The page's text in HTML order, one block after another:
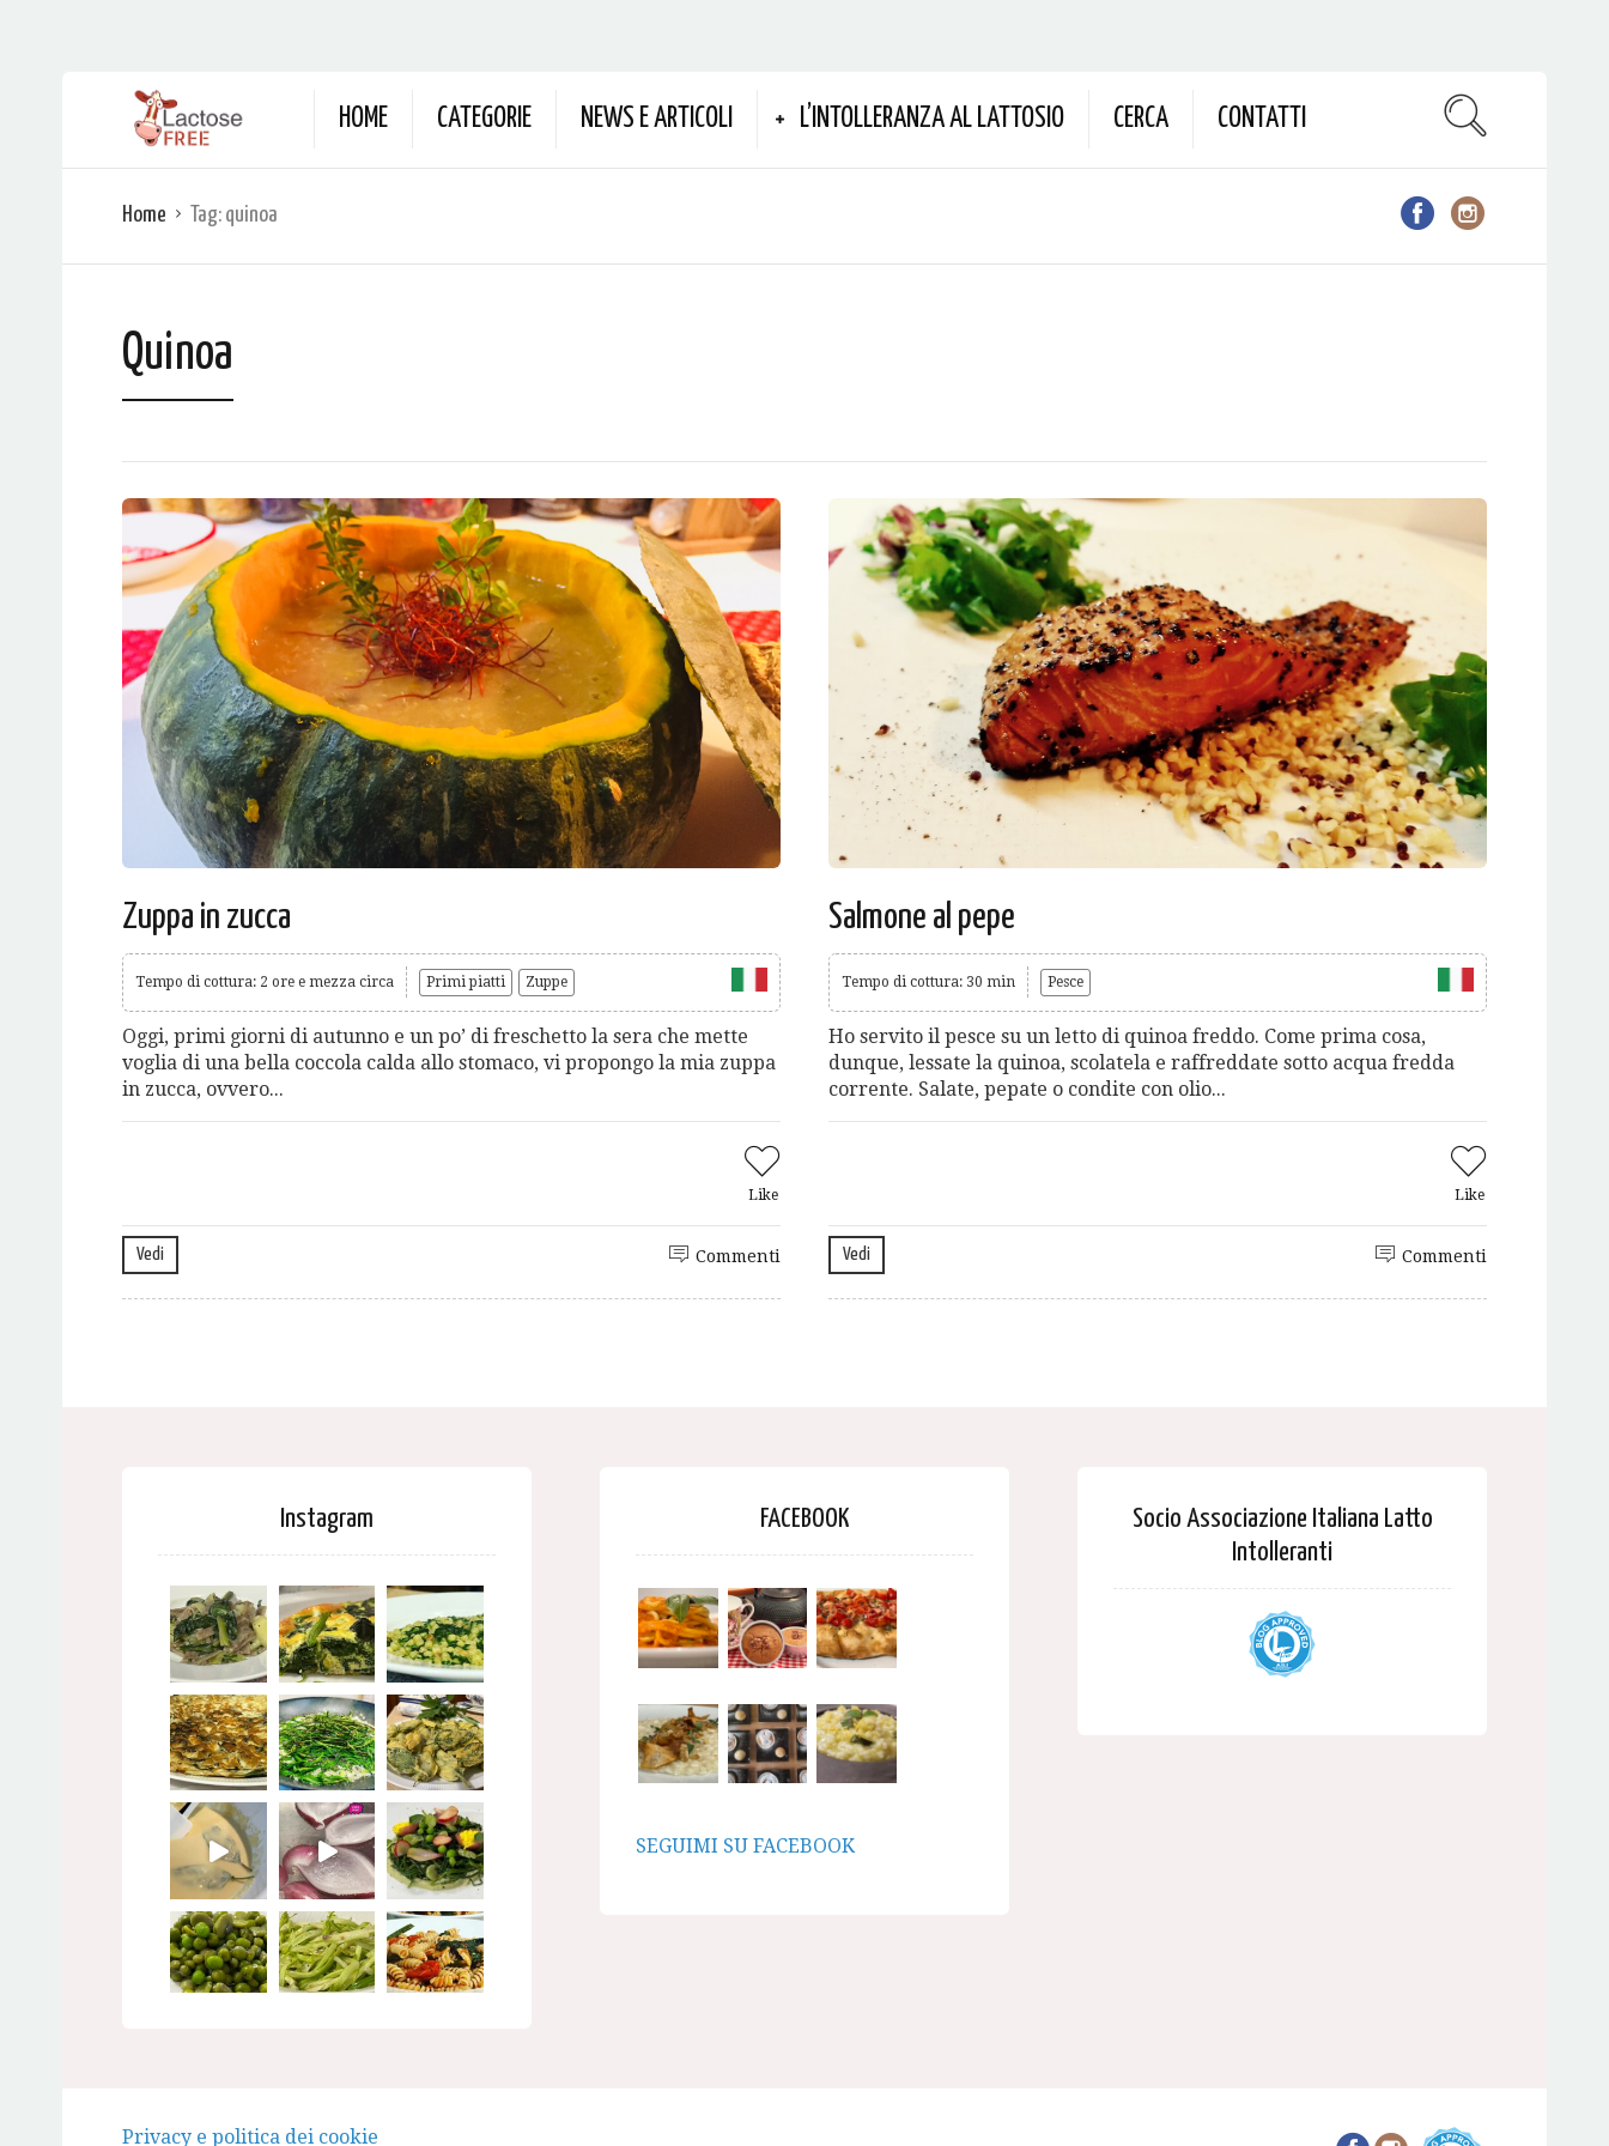
HOME CATEGORIE NEWS E ARTICOLI L’INTOLLERANZA AL LATTOSIO CERCA CONTATTI
Home Tag: quinoa
Quinoa
Zuppa in zucca
Tempo di cottura: 2 ore e mezza circa Primi piatti Zuppe
Oggi, primi giorni di autunno e un po’ di freschetto la sera che mette
voglia di una bella coccola calda allo stomaco, vi propongo la mia zuppa
in zucca, ovvero...
Like
Vedi Commenti
Salmone al pepe
Tempo di cottura: 30 min Pesce
Ho servito il pesce su un letto di quinoa freddo. Come prima cosa,
dunque, lessate la quinoa, scolatela e raffreddate sotto acqua fredda
corrente. Salate, pepate o condite con olio...
Like
Vedi Commenti
Instagram FACEBOOK
SEGUIMI SU FACEBOOK
Socio Associazione Italiana Latto
Intolleranti
Privacy e politica dei cookie